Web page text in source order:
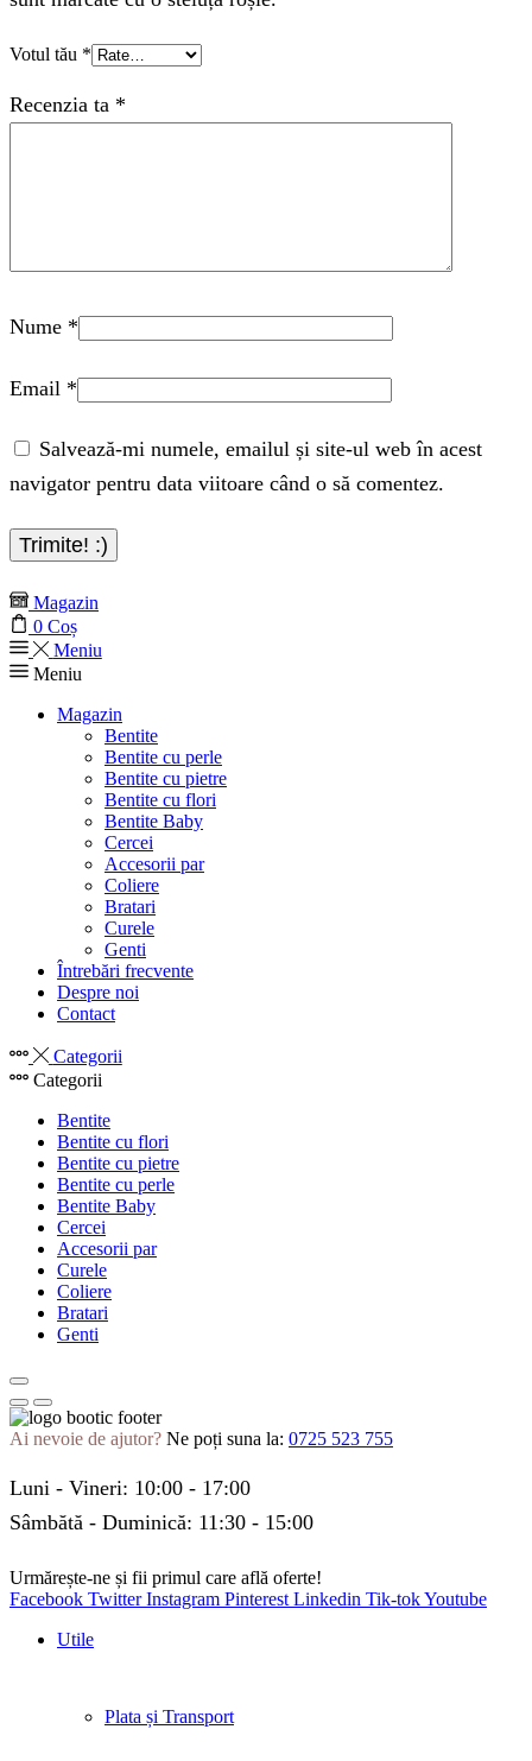
Votul tău *
Recenzia ta *
Nume *
Email *
Salvează-mi numele, emailul și site-ul web în acest
navigator pentru data viitoare când o să comentez.
Magazin
0 Coș
Meniu
Meniu
Magazin
Bentite
Bentite cu perle
Bentite cu pietre
Bentite cu flori
Bentite Baby
Cercei
Accesorii par
Coliere
Bratari
Curele
Genti
Întrebări frecvente
Despre noi
Contact
Categorii
Categorii
Bentite
Bentite cu flori
Bentite cu pietre
Bentite cu perle
Bentite Baby
Cercei
Accesorii par
Curele
Coliere
Bratari
Genti
Ai nevoie de ajutor? Ne poți suna la: 0725 523 755
Luni - Vineri: 10:00 - 17:00
Sâmbătă - Duminică: 11:30 - 15:00
Urmărește-ne și fii primul care află oferte!
Facebook Twitter Instagram Pinterest Linkedin Tik-tokYoutube
Utile
Plata și Transport